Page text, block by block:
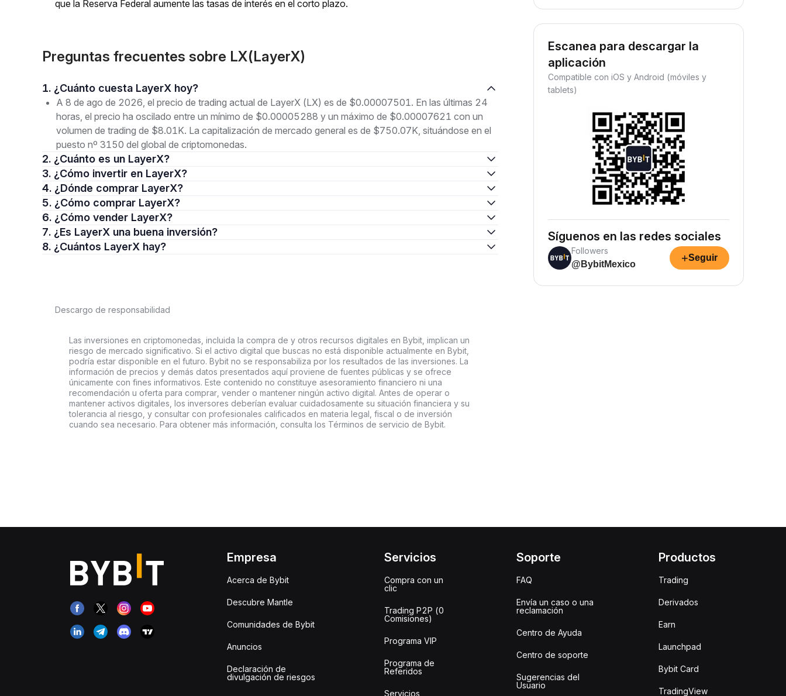
que la Reserva Federal aumente las tasas de interés en el corto plazo.
Preguntas frecuentes sobre LX(LayerX)
1. ¿Cuánto cuesta LayerX hoy?
A 8 de ago de 2026, el precio de trading actual de LayerX (LX) es de $0.00007501. En las últimas 24
horas, el precio ha oscilado entre un mínimo de $0.00005288 y un máximo de $0.00007621 con un
volumen de trading de $8.01K. La capitalización de mercado general es de $750.07K, situándose en el
puesto nº 3150 del global de criptomonedas.
2. ¿Cuánto es un LayerX?
3. ¿Cómo invertir en LayerX?
4. ¿Dónde comprar LayerX?
5. ¿Cómo comprar LayerX?
6. ¿Cómo vender LayerX?
7. ¿Es LayerX una buena inversión?
8. ¿Cuántos LayerX hay?
Descargo de responsabilidad
Las inversiones en criptomonedas, incluida la compra de y otros recursos digitales en Bybit, implican un
riesgo de mercado significativo. Si el activo digital que buscas no está disponible actualmente en Bybit,
podría estar disponible en el futuro. Bybit no se responsabiliza por los resultados de las inversiones. La
información de precios y demás datos presentados aquí proviene de fuentes públicas y se ofrece
únicamente con fines informativos. Este contenido no constituye asesoramiento financiero ni una
recomendación u oferta para comprar, vender o mantener ningún activo digital. Antes de operar o
mantener activos digitales, los inversores deberían evaluar cuidadosamente su situación financiera y su
tolerancia al riesgo, y consultar con profesionales calificados en materia legal, fiscal o de inversión
cuando sea necesario. Para obtener más información, consulta los Términos de servicio de Bybit.
Escanea para descargar la
aplicación
Compatible con iOS y Android (móviles y
tablets)
Síguenos en las redes sociales
Followers
@BybitMexico
+Seguir
Empresa
Acerca de Bybit
Descubre Mantle
Comunidades de Bybit
Anuncios
Declaración de
divulgación de riesgos
Servicios
Compra con un
clic
Trading P2P (0
Comisiones)
Programa VIP
Programa de
Referidos
Servicios
Soporte
FAQ
Envía un caso o una
reclamación
Centro de Ayuda
Centro de soporte
Sugerencias del
Usuario
Productos
Trading
Derivados
Earn
Launchpad
Bybit Card
TradingView